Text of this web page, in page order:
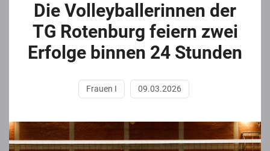
Die Volleyballerinnen der
TG Rotenburg feiern zwei
Erfolge binnen 24 Stunden
Frauen I 09.03.2026